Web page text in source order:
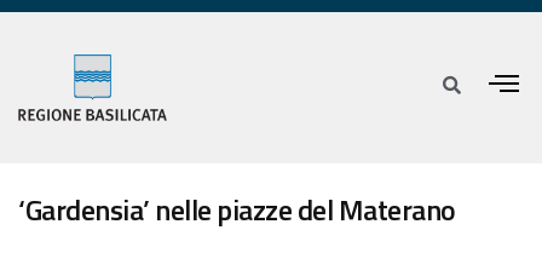
‘Gardensia’ nelle piazze del Materano